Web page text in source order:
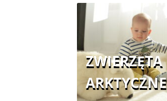
ZWIERZĘTA
ARKTYCZNE